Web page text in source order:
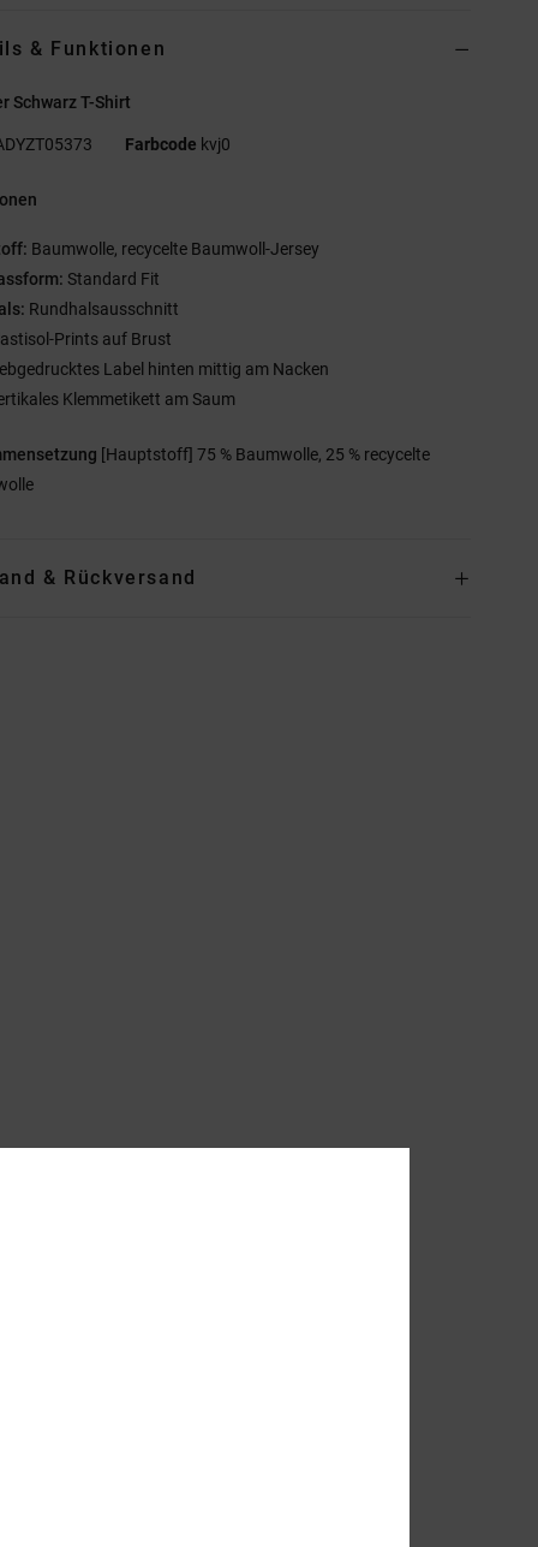
& Funktionen
Schwarz T-Shirt
Farbcode kvj0
Baumwolle, recycelte Baumwoll-Jersey
Standard Fit
Rundhalsausschnitt
Prints auf Brust
Label hinten mittig am Nacken
Klemmetikett am Saum
[Hauptstoff] 75 % Baumwolle, 25 % recycelte
& Rückversand